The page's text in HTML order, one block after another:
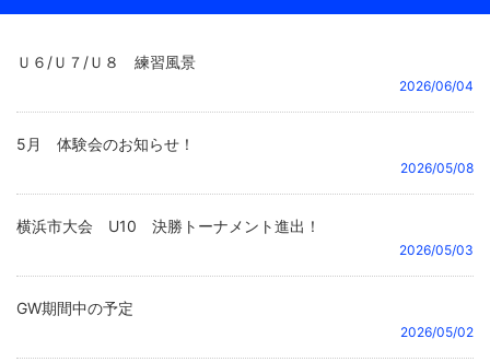
Ｕ６/Ｕ７/Ｕ８ 練習風景
2026/06/04
5月 体験会のお知らせ！
2026/05/08
横浜市大会 U10 決勝トーナメント進出！
2026/05/03
GW期間中の予定
2026/05/02